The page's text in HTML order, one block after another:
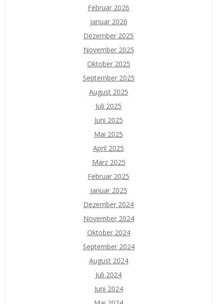
Februar 2026
Januar 2026
Dezember 2025
November 2025
Oktober 2025
September 2025
August 2025
Juli 2025
Juni 2025
Mai 2025
April 2025
März 2025
Februar 2025
Januar 2025
Dezember 2024
November 2024
Oktober 2024
September 2024
August 2024
Juli 2024
Juni 2024